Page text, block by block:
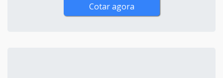
Cotar agora